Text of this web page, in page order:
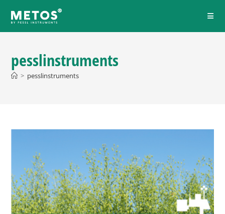
pesslinstruments
> pesslinstruments